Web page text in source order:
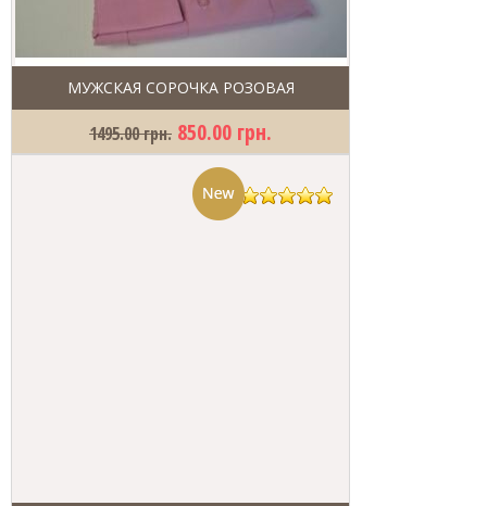
МУЖСКАЯ СОРОЧКА РОЗОВАЯ
1495.00 грн. 850.00 грн.